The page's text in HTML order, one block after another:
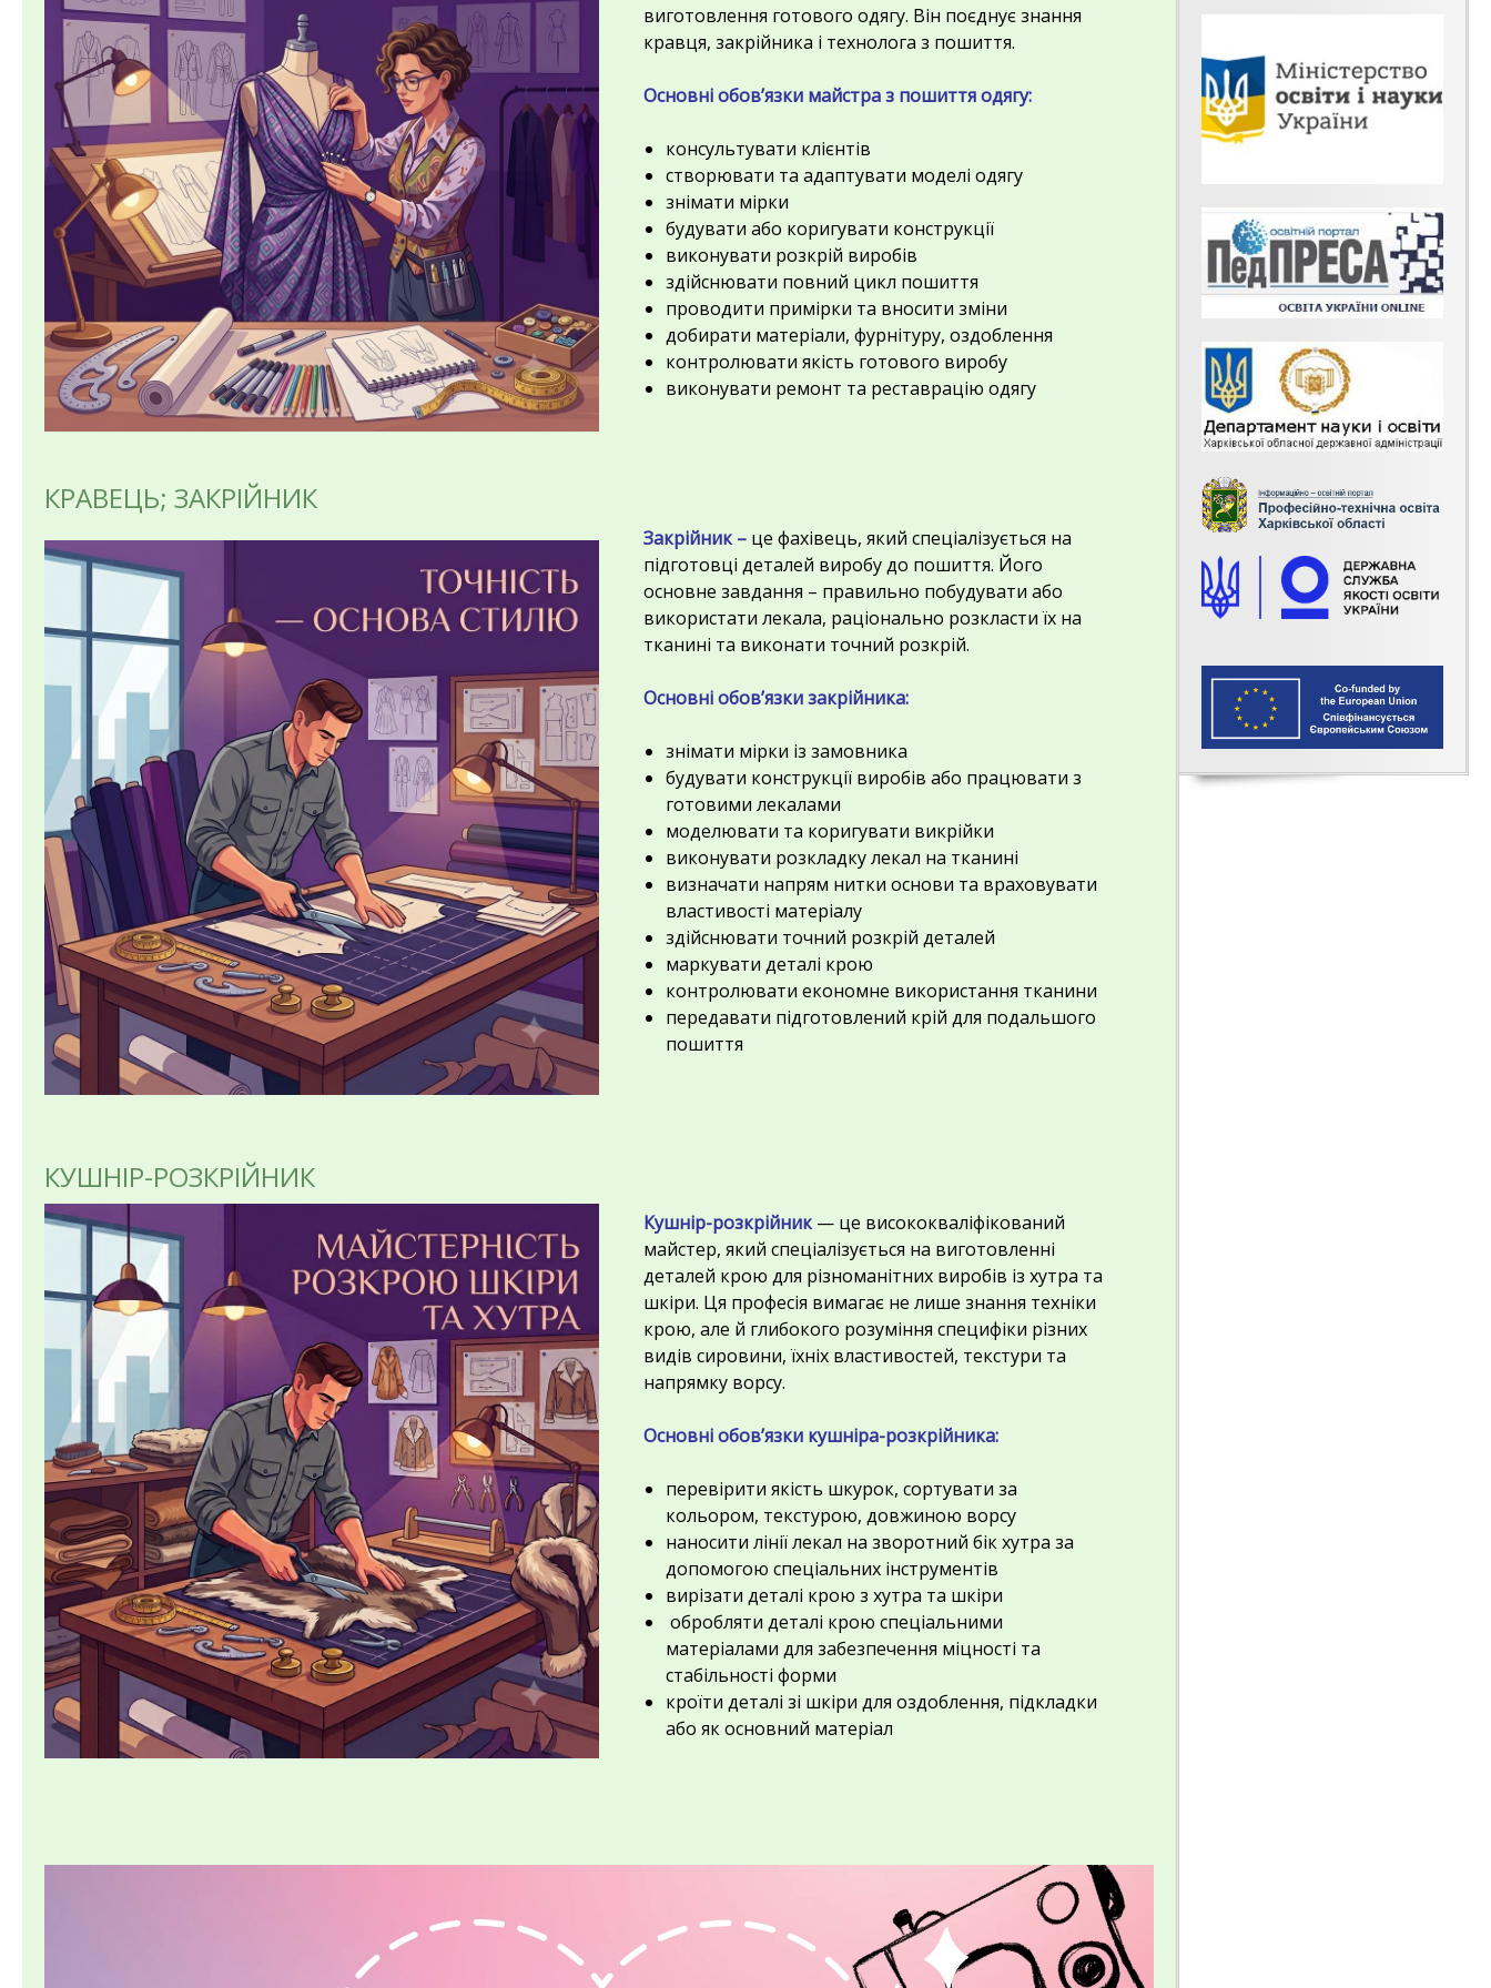
виготовлення готового одягу. Він поєднує знання
кравця, закрійника і технолога з пошиття.
Основні обов’язки майстра з пошиття одягу:
консультувати клієнтів
створювати та адаптувати моделі одягу
знімати мірки
будувати або коригувати конструкції
виконувати розкрій виробів
здійснювати повний цикл пошиття
проводити примірки та вносити зміни
добирати матеріали, фурнітуру, оздоблення
контролювати якість готового виробу
виконувати ремонт та реставрацію одягу
КРАВЕЦЬ; ЗАКРІЙНИК
Закрійник – це фахівець, який спеціалізується на
підготовці деталей виробу до пошиття. Його
основне завдання – правильно побудувати або
використати лекала, раціонально розкласти їх на
тканині та виконати точний розкрій.
Основні обов’язки закрійника:
знімати мірки із замовника
будувати конструкції виробів або працювати з
готовими лекалами
моделювати та коригувати викрійки
виконувати розкладку лекал на тканині
визначати напрям нитки основи та враховувати
властивості матеріалу
здійснювати точний розкрій деталей
маркувати деталі крою
контролювати економне використання тканини
передавати підготовлений крій для подальшого
пошиття
КУШНІР-РОЗКРІЙНИК
Кушнір-розкрійник— це висококваліфікований
майстер, який спеціалізується на виготовленні
деталей крою для різноманітних виробів із хутра та
шкіри. Ця професія вимагає не лише знання техніки
крою, але й глибокого розуміння специфіки різних
видів сировини,їхніх властивостей, текстури та
напрямку ворсу.
Основні обов’язки кушніра-розкрійника:
перевірити якість шкурок, сортувати за
кольором, текстурою, довжиною ворсу
наносити лінії лекал на зворотний бік хутра за
допомогою спеціальних інструментів
вирізати деталі крою з хутра та шкіри
обробляти деталі крою спеціальними
матеріалами для забезпечення міцності та
стабільності форми
кроїти деталізі шкіри для оздоблення, підкладки
або як основний матеріал